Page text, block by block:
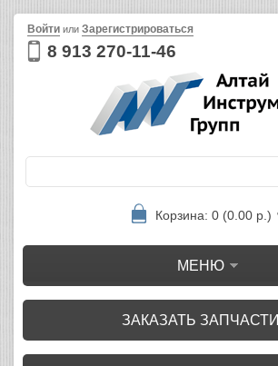
8 913 270-11-46
Войти или Зарегистрироваться
Корзина: 0 (0.00 р.)
МЕНЮ
ЗАКАЗАТЬ ЗАПЧАСТИ